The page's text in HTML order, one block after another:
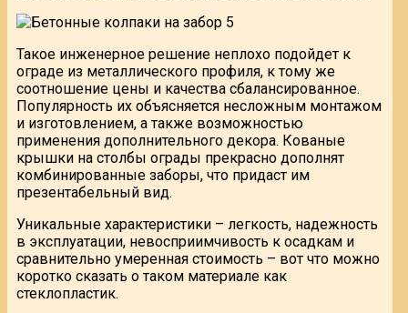
Такое инженерное решение неплохо подойдет к
ограде из металлического профиля, к тому же
соотношение цены и качества сбалансированное.
Популярность их объясняется несложным монтажом
и изготовлением, а также возможностью
применения дополнительного декора. Кованые
крышки на столбы ограды прекрасно дополнят
комбинированные заборы, что придаст им
презентабельный вид.
Уникальные характеристики – легкость, надежность
в эксплуатации, невосприимчивость к осадкам и
сравнительно умеренная стоимость – вот что можно
коротко сказать о таком материале как
стеклопластик.